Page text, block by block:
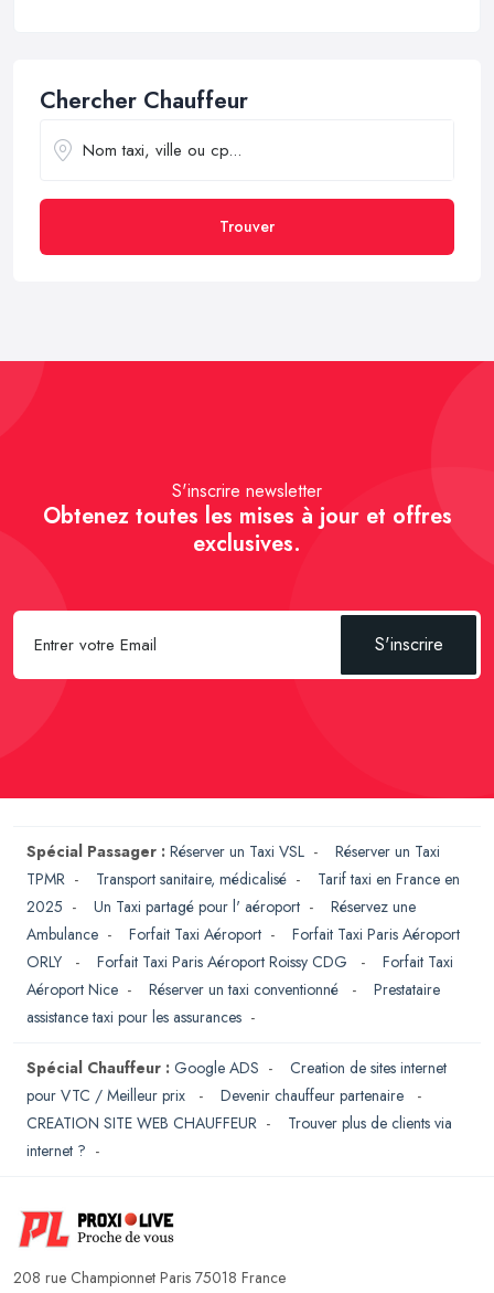
Chercher Chauffeur
Trouver
S'inscrire newsletter
Obtenez toutes les mises à jour et offres
exclusives.
S'inscrire
Spécial Passager : Réserver un Taxi VSL - Réserver un Taxi
TPMR - Transport sanitaire, médicalisé - Tarif taxi en France en
2025 - Un Taxi partagé pour l' aéroport - Réservez une
Ambulance - Forfait Taxi Aéroport - Forfait Taxi Paris Aéroport
ORLY
- Forfait Taxi Paris Aéroport Roissy CDG - Forfait Taxi
Aéroport Nice - Réserver un taxi conventionné - Prestataire
assistance taxi pour les assurances -
Spécial Chauffeur : Google ADS - Creation de sites internet
pour VTC / Meilleur prix
- Devenir chauffeur partenaire
-
CREATION SITE WEB CHAUFFEUR - Trouver plus de clients via
internet ? -
208 rue Championnet Paris 75018 France